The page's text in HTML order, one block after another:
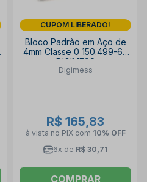
CUPOM LIBERADO!
Bloco Padrão em Aço de
4mm Classe 0 150.499-69
DIGIMESS
Digimess
R$ 165,83
à vista no PIX com 10% OFF
6x de R$ 30,71
COMPRAR